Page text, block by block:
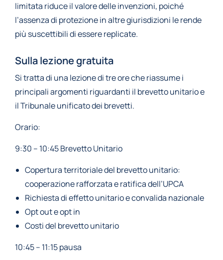
limitata riduce il valore delle invenzioni, poiché
l’assenza di protezione in altre giurisdizioni le rende
più suscettibili di essere replicate.
Sulla lezione gratuita
Si tratta di una lezione di tre ore che riassume i
principali argomenti riguardanti il brevetto unitario e
il Tribunale unificato dei brevetti.
Orario:
9:30 – 10:45 Brevetto Unitario
Copertura territoriale del brevetto unitario:
cooperazione rafforzata e ratifica dell’UPCA
Richiesta di effetto unitario e convalida nazionale
Opt out e opt in
Costi del brevetto unitario
10:45 – 11:15 pausa